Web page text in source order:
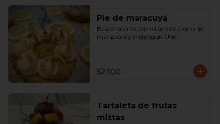
Pie de maracuyá
Base crocante con relleno de crema de
maracuyá y merengue. Und.
$2.900
Tartaleta de frutas
mixtas